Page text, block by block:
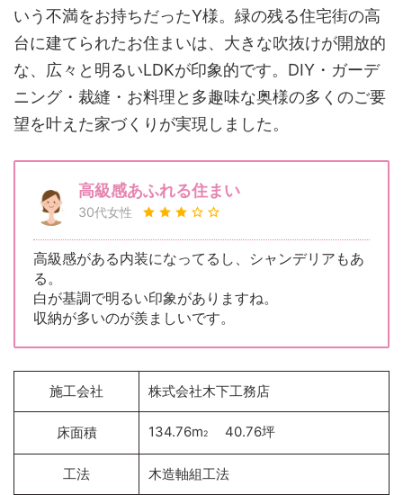
いう不満をお持ちだったY様。緑の残る住宅街の高
台に建てられたお住まいは、大きな吹抜けが開放的
な、広々と明るいLDKが印象的です。DIY・ガーデ
ニング・裁縫・お料理と多趣味な奥様の多くのご要
望を叶えた家づくりが実現しました。
高級感あふれる住まい
30代女性
高級感がある内装になってるし、シャンデリアもあ
る。
白が基調で明るい印象がありますね。
収納が多いのが羨ましいです。
施工会社 株式会社木下工務店
床面積 134.76m2 40.76坪
工法 木造軸組工法